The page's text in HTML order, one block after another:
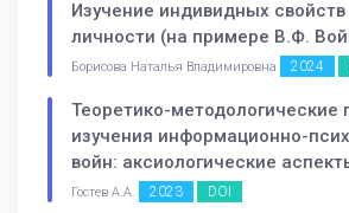
Изучение индивидных
личности (на примере В.Ф.
Борисова Наталья Владимировна 2024
Теоретико-методологические
изучения информационно-
войн: аксиологические
Гостев А.А. 2023 DOI